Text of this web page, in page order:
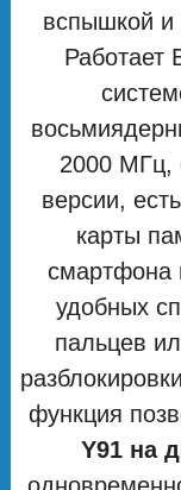
вспышкой и
Работает
2000 МГц,
версии,
карты
смартфона
удобных
пальцев
функция
Y91 на